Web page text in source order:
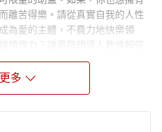
離苦得樂。請從真實自我的人性
為愛的主體，不費力地快樂領
領導力？讓高階領導人教練賴佩
福領導！
名歌手、演員及藝術家來自中西
化熏陶及影響，熱愛音樂、藝
善、更有愛的自己」的承諾。她
多